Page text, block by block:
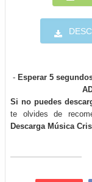
- Esperar 5
Si no puedes
te olvides de
Descarga Música